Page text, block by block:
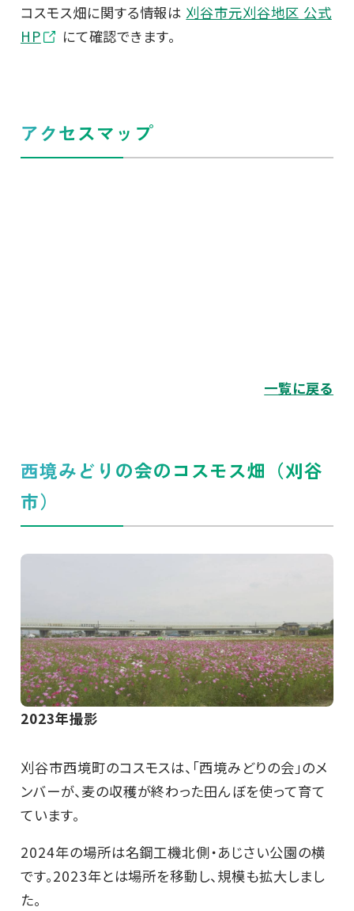
コスモス畑に関する情報は 刈谷市元刈谷地区 公式
HP
にて確認できます。
アクセスマップ
一覧に戻る
西境みどりの会のコスモス畑（刈谷
市）
2023年撮影
刈谷市西境町のコスモスは、「西境みどりの会」のメ
ンバーが、麦の収穫が終わった田んぼを使って育て
ています。
2024年の場所は名鋼工機北側・あじさい公園の横
です。2023年とは場所を移動し、規模も拡大しまし
た。